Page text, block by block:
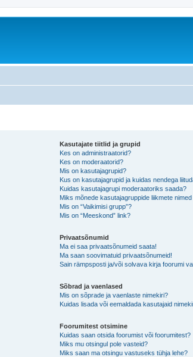
Kasutajate tiitlid ja grupid
Kes on administraatorid?
Kes on moderaatorid?
Mis on kasutajagrupid?
Kus on kasutajagrupid ja kuidas nendega
Kuidas kasutajagrupi moderaatoriks saada?
Miks mõnede kasutajagruppide liikmete
Mis on “Vaikimisi grupp”?
Mis on “Meeskond” link?
Privaatsõnumid
Ma ei saa privaatsõnumeid saata!
Ma saan soovimatuid privaatsõnumeid!
Sain rämpsposti ja/või solvava kirja foorumi
Sõbrad ja vaenlased
Mis on sõprade ja vaenlaste nimekiri?
Kuidas lisada või eemaldada kasutajaid
Foorumitest otsimine
Kuidas saan otsida foorumist või foorumitest?
Miks mu otsingul pole vasteid?
Miks saan ma otsingu vastuseks tühja lehe?